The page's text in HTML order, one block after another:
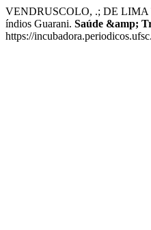
VENDRUSCOLO, .; DE LIMA
índios Guarani. Saúde &amp;
https://